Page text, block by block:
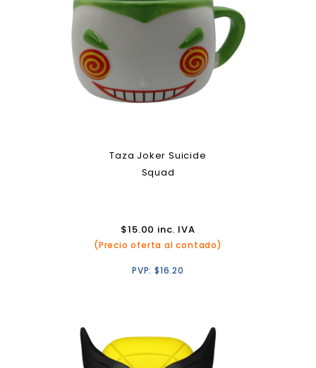
Taza Joker Suicide
Squad
$15.00 inc. IVA
(Precio oferta al contado)
PVP:$16.20